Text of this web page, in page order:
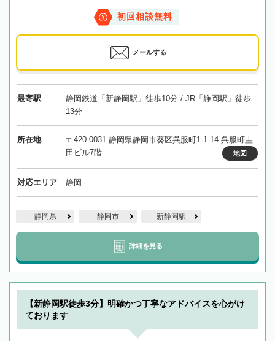
初回相談無料
メールする
最寄駅
静岡鉄道「新静岡駅」徒歩10分 / JR「静岡駅」徒歩
13分
所在地
〒420-0031 静岡県静岡市葵区呉服町1-1-14 呉服町圭
田ビル7階
地図
対応エリア 静岡
静岡県 静岡市 新静岡駅
詳細を見る
【新静岡駅徒歩3分】明確かつ丁寧なアドバイスを心がけ
ております